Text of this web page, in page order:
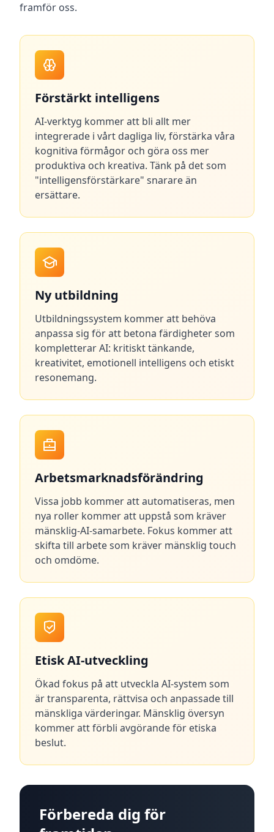
framför oss.
Förstärkt intelligens
AI-verktyg kommer att bli allt mer
integrerade i vårt dagliga liv, förstärka våra
kognitiva förmågor och göra oss mer
produktiva och kreativa. Tänk på det som
"intelligensförstärkare" snarare än
ersättare.
Ny utbildning
Utbildningssystem kommer att behöva
anpassa sig för att betona färdigheter som
kompletterar AI: kritiskt tänkande,
kreativitet, emotionell intelligens och etiskt
resonemang.
Arbetsmarknadsförändring
Vissa jobb kommer att automatiseras, men
nya roller kommer att uppstå som kräver
mänsklig-AI-samarbete. Fokus kommer att
skifta till arbete som kräver mänsklig touch
och omdöme.
Etisk AI-utveckling
Ökad fokus på att utveckla AI-system som
är transparenta, rättvisa och anpassade till
mänskliga värderingar. Mänsklig översyn
kommer att förbli avgörande för etiska
beslut.
Förbereda dig för